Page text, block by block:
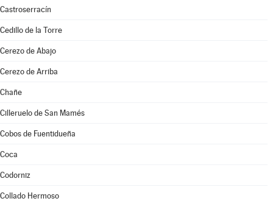
Castroserracín
Cedillo de la Torre
Cerezo de Abajo
Cerezo de Arriba
Chañe
Cilleruelo de San Mamés
Cobos de Fuentidueña
Coca
Codorniz
Collado Hermoso